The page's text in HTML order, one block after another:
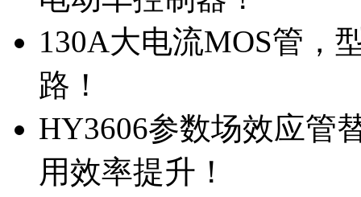
130A大电流MOS管，
路！
HY3606参数场效应管
用效率提升！